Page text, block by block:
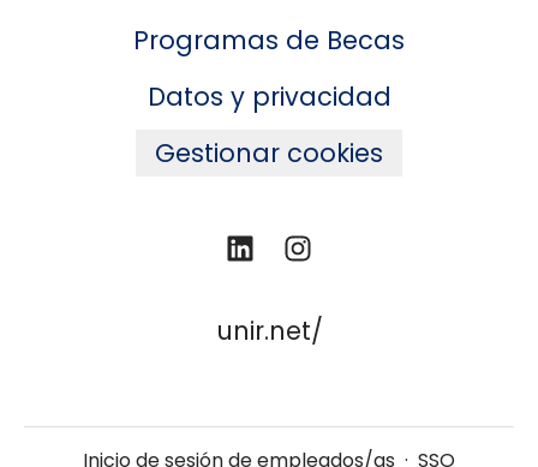
Programas de Becas
Datos y privacidad
Gestionar cookies
unir.net/
Inicio de sesión de empleados/as · SSO